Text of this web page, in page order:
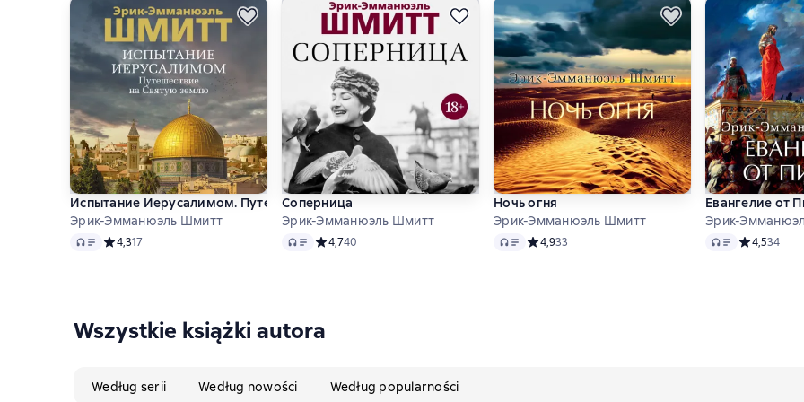
Испытание Иерусалимом. Путешествие на Святую землю
Эрик-Эмманюэль Шмитт
Audio Средний рейтинг 4,3 на основе 17 оценок
4,317
Соперница
Эрик-Эмманюэль Шмитт
Audio Средний рейтинг 4,7 на основе 40 оценок
4,740
Ночь огня
Эрик-Эмманюэль Шмитт
Audio Средний рейтинг 4,9 на основе 33 оценок
4,933
Евангелие от
Эрик-
Audio Средний
4,534
Wszystkie książki autora
Według serii Według nowości Według popularności